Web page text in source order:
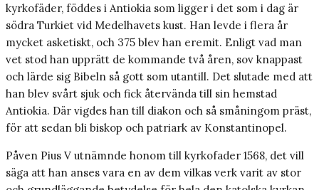
kyrkofäder, föddes i Antiokia som ligger i det som i dag är
södra Turkiet vid Medelhavets kust. Han levde i flera år
mycket asketiskt, och 375 blev han eremit. Enligt vad man
vet stod han upprätt de kommande två åren, sov knappast
och lärde sig Bibeln så gott som utantill. Det slutade med att
han blev svårt sjuk och fick återvända till sin hemstad
Antiokia. Där vigdes han till diakon och så småningom präst,
för att sedan bli biskop och patriark av Konstantinopel.
Påven Pius V utnämnde honom till kyrkofader 1568, det vill
säga att han anses vara en av dem vilkas verk varit av stor